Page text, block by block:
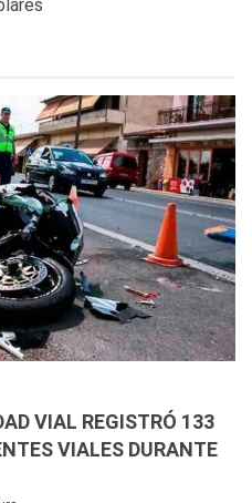
VIAL REGISTRÓ 133
VIALES DURANTE